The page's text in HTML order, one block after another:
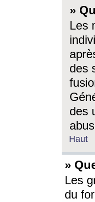
»
Les
des
des
Haut
»
Les
du